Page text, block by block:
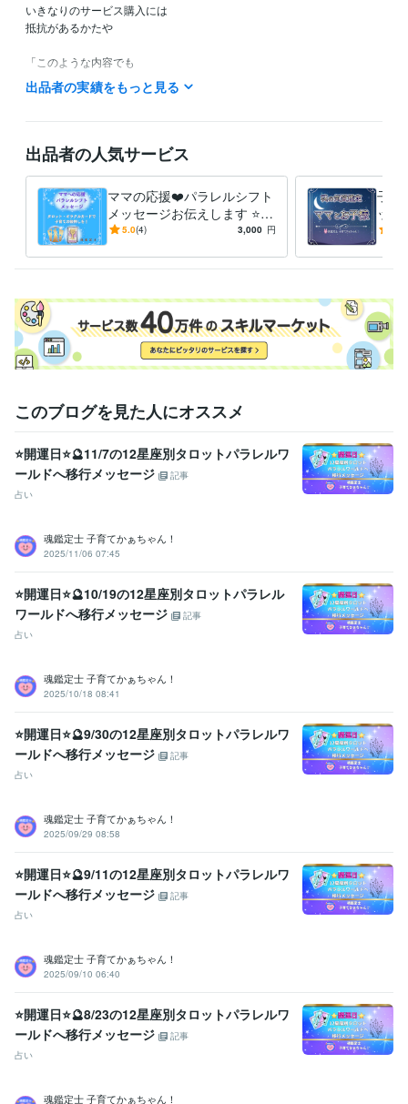
いきなりのサービス購入には
抵抗があるかたや
「このような内容でも
鑑定してもらえるのかなぁ？」など
お気軽に
ホーム画面の「メッセージ」
のところから
お問い合わせください。
こちらから
返信させていただきまして
させていただきます❤️
ご納得いただけましたら
サービスのご購入のお手続きを
お願いいたします(*^^*)
ご相談や鑑定を
お受けいただいた後に
感じていただけますよう
鑑定書を作成しております。
福祉住環境コーディネーター2級
福祉用具専門相談員
得意分野
悩み相談・カウンセリング 【複数占術による解決策】 【親子鑑定】
【魂の気質から読み解く不登校の悩み相談】
【ママへの♡パラレル
シフトメッセージ】
子育ての悩み
占い 【魂の気質から読み解く宝物(才能)鑑定】
ためのお手伝い♡♪】
悩み相談 子育ての悩み
出品者の実績をもっと見る
出品者の人気サービス
ママの応援❤️パラレルシフト
メッセージお伝えします ⭐️タ
ロット・オラクルカード⭐️子
5.0(4) 3,000 円
子育
ット
子の
このブログを見た人にオススメ
⭐開運日⭐🔮11/7の12星座別タロットパラレルワ
ールドへ移行メッセージ
記事
占い
魂鑑定士 子育てかぁちゃん！
2025/11/06 07:45
⭐開運日⭐🔮10/19の12星座別タロットパラレル
ワールドへ移行メッセージ
記事
占い
魂鑑定士 子育てかぁちゃん！
2025/10/18 08:41
⭐開運日⭐🔮9/30の12星座別タロットパラレルワ
ールドへ移行メッセージ
記事
占い
魂鑑定士 子育てかぁちゃん！
2025/09/29 08:58
⭐開運日⭐🔮9/11の12星座別タロットパラレルワ
ールドへ移行メッセージ
記事
占い
魂鑑定士 子育てかぁちゃん！
2025/09/10 06:40
⭐開運日⭐🔮8/23の12星座別タロットパラレルワ
ールドへ移行メッセージ
記事
占い
魂鑑定士 子育てかぁちゃん！